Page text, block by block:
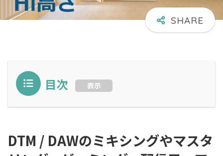
目次 表示
DTM / DAWのミキシングやマスタ